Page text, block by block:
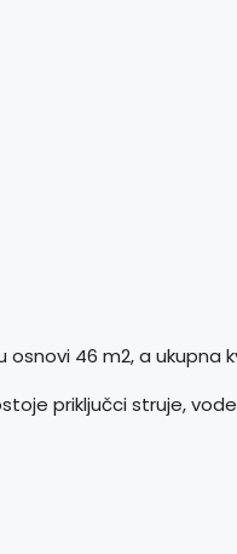
46 m2, a ukupna
priključci struje,